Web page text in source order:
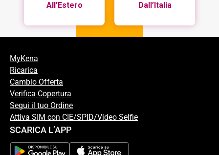
All’Estero Dall’Italia
MyKena
Ricarica
Cambio Offerta
Verifica Copertura
Segui il tuo Ordine
Attiva SIM con CIE/SPID/Video Selfie
SCARICA L’APP